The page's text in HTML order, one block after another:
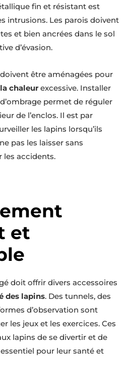
fin et résistant est
intrusions. Les parois doivent
et bien ancrées dans le sol
d’évasion.
être aménagées pour
chaleur excessive. Installer
permet de réguler
de l’enclos. Il est par
les lapins lorsqu’ils
pas les laisser sans
les accidents.
et
doit offrir divers accessoires
des lapins. Des tunnels, des
d’observation sont
les jeux et les exercices. Ces
lapins de se divertir et de
pour leur santé et